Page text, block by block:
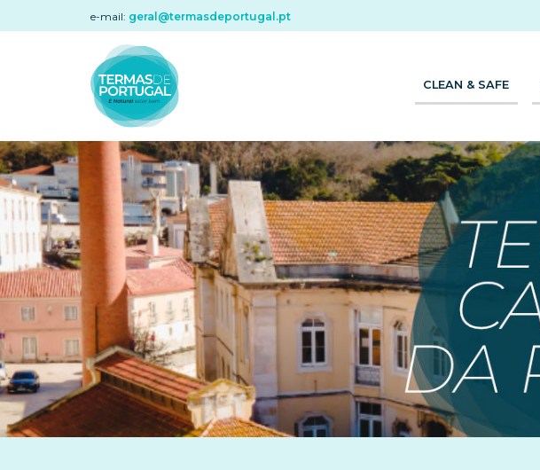
e-mail: geral@termasdeportugal.pt
CLEAN & SAFE